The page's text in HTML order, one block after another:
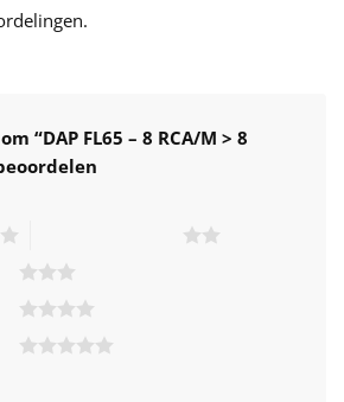
“DAP FL65 – 8 RCA/M > 8